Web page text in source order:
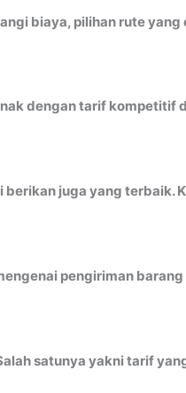
biaya, pilihan rute yang
dengan tarif kompetitif
juga yang terbaik.
pengiriman
satunya yakni tarif